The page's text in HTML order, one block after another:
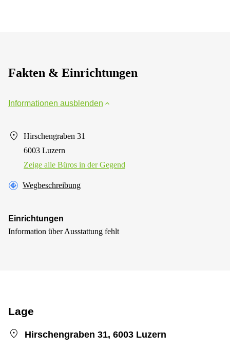
Fakten & Einrichtungen
Informationen ausblenden
Hirschengraben 31
6003 Luzern
Zeige alle Büros in der Gegend
Wegbeschreibung
Einrichtungen
Information über Ausstattung fehlt
Lage
Hirschengraben 31, 6003 Luzern